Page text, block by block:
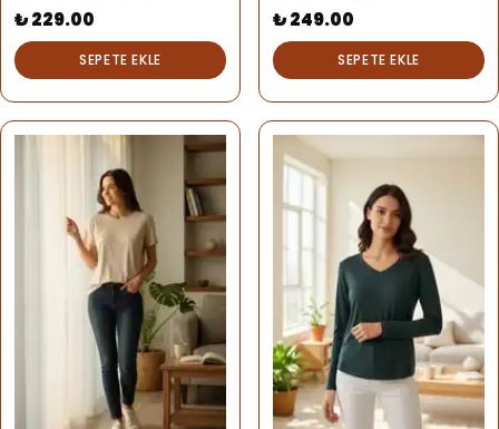
₺ 229.00
SEPETE EKLE
₺ 249.00
SEPETE EKLE